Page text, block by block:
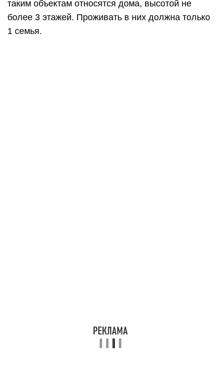
таким объектам относятся дома, высотой не
более 3 этажей. Проживать в них должна только
1 семья.